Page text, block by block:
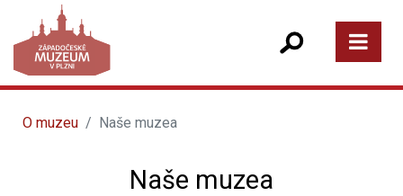
O muzeu Naše muzea
Naše muzea